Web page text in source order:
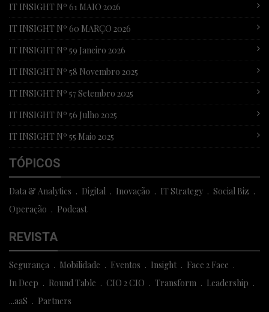
IT INSIGHT Nº 61 MAIO 2026
IT INSIGHT Nº 60 MARÇO 2026
IT INSIGHT Nº 59 Janeiro 2026
IT INSIGHT Nº 58 Novembro 2025
IT INSIGHT Nº 57 Setembro 2025
IT INSIGHT Nº 56 Julho 2025
IT INSIGHT Nº 55 Maio 2025
TÓPICOS
Data & Analytics Digital Inovação IT Strategy
Social Biz
Operação
Podcast
REVISTA
Segurança Mobilidade Eventos Insight
Face 2 Face
In Deep
Round Table CIO 2 CIO Transform
Leadership
...aaS
Partners